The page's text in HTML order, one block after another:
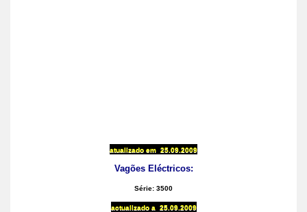
atualizado em 25.09.2009
Vagões Eléctricos:
Série: 3500
actualizado a 25.09.2009